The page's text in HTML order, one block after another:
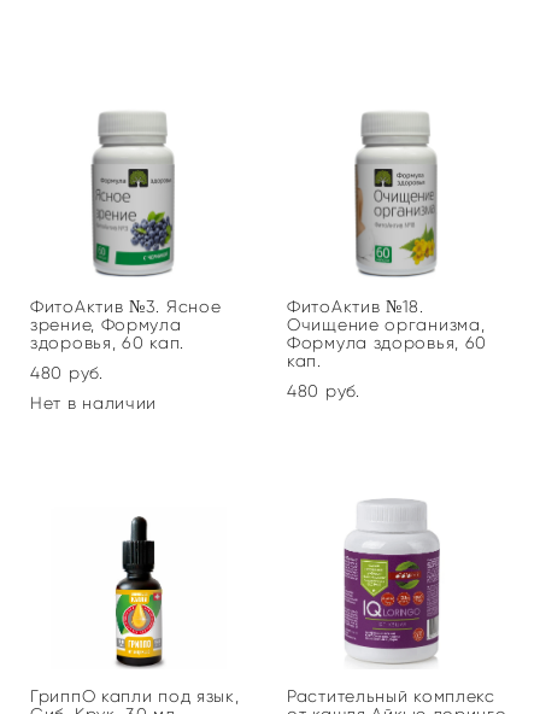
ФитоАктив №3. Ясное
зрение, Формула
здоровья, 60 кап.
480 pуб.
Нет в наличии
ФитоАктив №18.
Очищение организма,
Формула здоровья, 60
кап.
480 pуб.
ГриппО капли под язык,
Растительный комплекс